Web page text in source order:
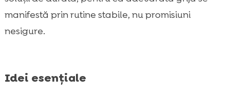
Veterinar, vaccinuri și prevenție: investiție în
viață, nu doar în tratament
Concluzie
manifestă prin rutine stabile, nu promisiuni
nesigure.
Idei esențiale